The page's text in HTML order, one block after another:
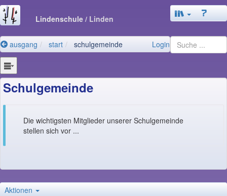
Lindenschule / Linden
ausgang start schulgemeinde Login
Schulgemeinde
Die wichtigsten Mitglieder unserer Schulgemeinde
stellen sich vor ...
Aktionen